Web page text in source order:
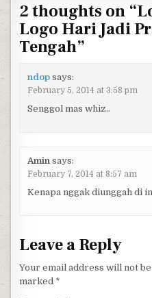
2 thoughts on “
Logo Hari Jadi
Tengah”
ndop says:
February 5, 2014 at 3:58 pm
Senggol mas whiz..
Amin says:
February 7, 2014 at 8:57 am
Kenapa nggak diunggah di
Leave a Reply
Your email address will not
marked *